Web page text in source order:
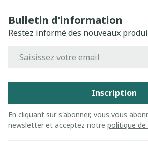
Bulletin d’information
Restez informé des nouveaux
Inscription
En cliquant sur s'abonner, vous vous
newsletter et acceptez notre politique